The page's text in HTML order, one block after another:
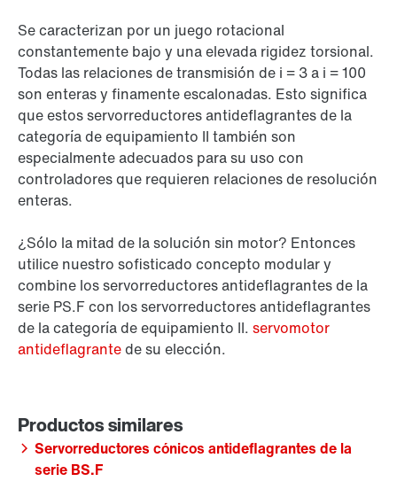
Se caracterizan por un juego rotacional
constantemente bajo y una elevada rigidez torsional.
Todas las relaciones de transmisión de i = 3 a i = 100
son enteras y finamente escalonadas. Esto significa
que estos servorreductores antideflagrantes de la
categoría de equipamiento II también son
especialmente adecuados para su uso con
controladores que requieren relaciones de resolución
enteras.
¿Sólo la mitad de la solución sin motor? Entonces
utilice nuestro sofisticado concepto modular y
combine los servorreductores antideflagrantes de la
serie PS.F con los servorreductores antideflagrantes
de la categoría de equipamiento II. servomotor
antideflagrantede su elección.
Servorreductores cónicos antideflagrantes de la
serie BS.F